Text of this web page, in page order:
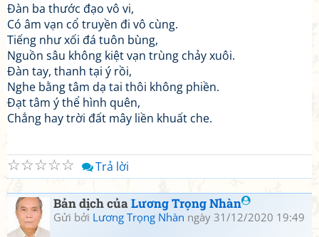
Đàn ba thước đạo vô vi,
Có âm vạn cổ truyền đi vô cùng.
Tiếng như xối đá tuôn bùng,
Nguồn sâu không kiệt vạn trùng chảy xuôi.
Đàn tay, thanh tại ý rồi,
Nghe bằng tâm dạ tai thôi không phiền.
Đạt tâm ý thể hình quên,
Chẳng hay trời đất mây liền khuất che.
☆
☆
☆
☆
☆ Trả lời
Bản dịch củaLương Trọng Nhàn
Gửi bởi Lương Trọng Nhàn ngày 31/12/2020 19:49